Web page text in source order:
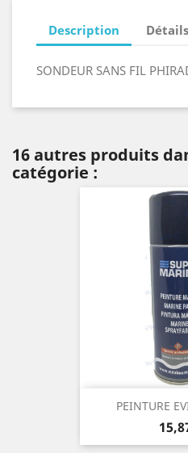
Description
SONDEUR SANS FIL
16 autres produits
catégorie :
PEINTURE
Prix